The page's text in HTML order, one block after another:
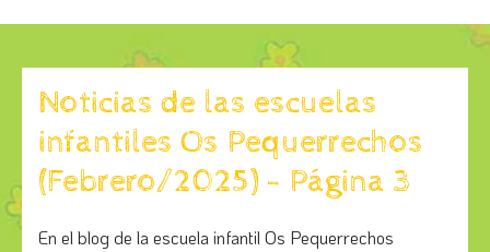
Noticias de las escuelas
infantiles Os Pequerrechos
(Febrero/2025) - Página 3
En el blog de la escuela infantil Os Pequerrechos